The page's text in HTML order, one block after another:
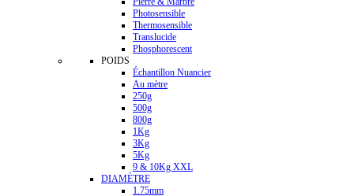
Photosensible
Thermosensible
Translucide
Phosphorescent
POIDS
Échantillon Nuancier
Au mètre
250g
500g
800g
1Kg
3Kg
5Kg
9 & 10Kg XXL
DIAMÈTRE
1.75mm